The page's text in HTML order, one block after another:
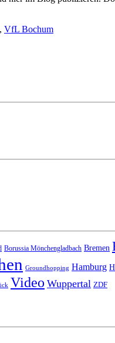
, VfL Bochum
Borussia Mönchengladbach Bremen
Groundhopping Hamburg
Video Wuppertal ZDF